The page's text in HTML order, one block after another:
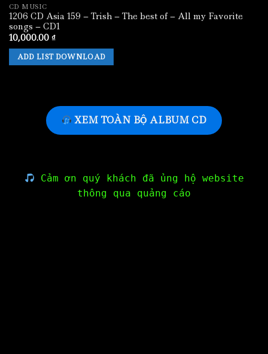
CD MUSIC
1206 CD Asia 159 – Trish – The best of – All my Favorite
songs – CD1
10,000.00 ₫
ADD LIST DOWNLOAD
XEM TOÀN BỘ ALBUM CD
Cảm ơn quý khách đã ủng hộ website
thông qua quảng cáo